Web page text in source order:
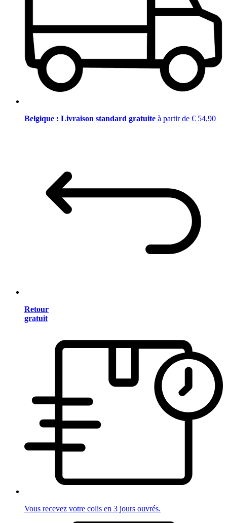
Belgique : Livraison standard gratuite à partir de € 54,90
Retour
gratuit
Vous recevez votre colis en 3 jours ouvrés.